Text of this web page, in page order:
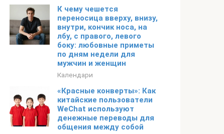
К чему чешется
переносица вверху, внизу,
внутри, кончик носа, на
лбу, с правого, левого
боку: любовные приметы
по дням недели для
мужчин и женщин
Календари
«Красные конверты»: Как
китайские пользователи
WeChat используют
денежные переводы для
общения между собой